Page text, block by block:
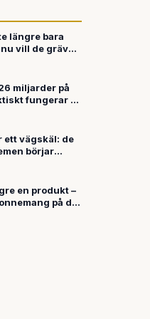
längre bara
vill de gräva
miljarder på
fungerar —
ett vägskäl: de
börjar
hur de
en produkt –
på ditt